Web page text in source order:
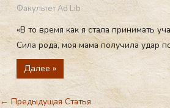
Факультет Ad Lib
«В то время как я стала принимать
Сила рода, моя мама получила удар
Далее »
←Предыдущая Статья